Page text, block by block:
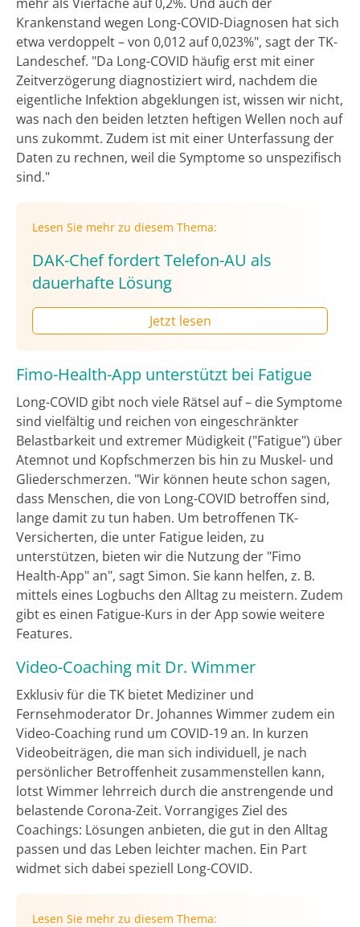
Krankenstand wegen Long-COVID-Diagnosen hat sich
etwa verdoppelt – von 0,012 auf 0,023%", sagt der TK-
Landeschef. "Da Long-COVID häufig erst mit einer
Zeitverzögerung diagnostiziert wird, nachdem die
eigentliche Infektion abgeklungen ist, wissen wir nicht,
was nach den beiden letzten heftigen Wellen noch auf
uns zukommt. Zudem ist mit einer Unterfassung der
Daten zu rechnen, weil die Symptome so unspezifisch
sind."
Lesen Sie mehr zu diesem Thema:
DAK-Chef fordert Telefon-AU als
dauerhafte Lösung
Jetzt lesen
Fimo-Health-App unterstützt bei Fatigue
Long-COVID gibt noch viele Rätsel auf – die Symptome
sind vielfältig und reichen von eingeschränkter
Belastbarkeit und extremer Müdigkeit ("Fatigue") über
Atemnot und Kopfschmerzen bis hin zu Muskel- und
Gliederschmerzen. "Wir können heute schon sagen,
dass Menschen, die von Long-COVID betroffen sind,
lange damit zu tun haben. Um betroffenen TK-
Versicherten, die unter Fatigue leiden, zu
unterstützen, bieten wir die Nutzung der "Fimo
Health-App" an", sagt Simon. Sie kann helfen, z. B.
mittels eines Logbuchs den Alltag zu meistern. Zudem
gibt es einen Fatigue-Kurs in der App sowie weitere
Features.
Video-Coaching mit Dr. Wimmer
Exklusiv für die TK bietet Mediziner und
Fernsehmoderator Dr. Johannes Wimmer zudem ein
Video-Coaching rund um COVID-19 an. In kurzen
Videobeiträgen, die man sich individuell, je nach
persönlicher Betroffenheit zusammenstellen kann,
lotst Wimmer lehrreich durch die anstrengende und
belastende Corona-Zeit. Vorrangiges Ziel des
Coachings: Lösungen anbieten, die gut in den Alltag
passen und das Leben leichter machen. Ein Part
widmet sich dabei speziell Long-COVID.
Lesen Sie mehr zu diesem Thema: